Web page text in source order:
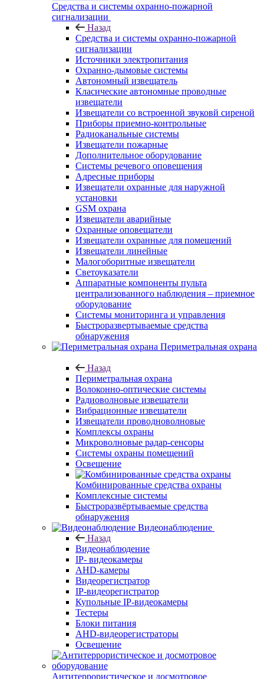
Средства и системы охранно-пожарной
сигнализации
Назад
Средства и системы охранно-пожарной
сигнализации
Источники электропитания
Охранно-дымовые системы
Автономный извещатель
Класические автономные проводные
извещатели
Извещатели со встроенной звуковй сиреной
Приборы приемно-контрольные
Радиоканальные системы
Извещатели пожарные
Дополнительное оборудование
Системы речевого оповещения
Адресные приборы
Извещатели охранные для наружной
установки
GSM охрана
Извещатели аварийные
Охранные оповещатели
Извещатели охранные для помещений
Извещатели линейные
Малогоборитные извещатели
Светоуказатели
Аппаратные компоненты пульта
централизованного наблюдения – приемное
оборудование
Системы мониторинга и управления
Быстроразвертываемые средства
обнаружения
Периметральная охрана
Назад
Периметральная охрана
Волоконно-оптические системы
Радиоволновые извещатели
Вибрационные извещатели
Извещатели проводноволновые
Комплексы охраны
Микроволновые радар-сенсоры
Системы охраны помещений
Освещение
Комбинированные средства охраны
Комплексные системы
Быстроразвёртываемые средства
обнаружения
Видеонаблюдение
Назад
Видеонаблюдение
IP- видеокамеры
AHD-камеры
Видеорегистратор
IP-видеорегистратор
Купольные IP-видеокамеры
Тестеры
Блоки питания
AHD-видеорегистраторы
Освещение
Антитеррористическое и досмотровое